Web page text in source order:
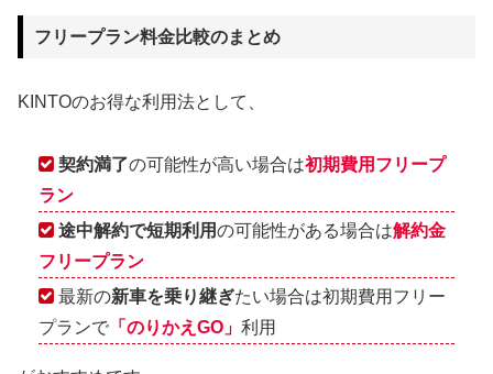
フリープラン料金比較のまとめ
KINTOのお得な利用法として、
契約満了の可能性が高い場合は初期費用フリープ
ラン
途中解約で短期利用の可能性がある場合は解約金
フリープラン
最新の新車を乗り継ぎたい場合は初期費用フリー
プランで 「のりかえGO」利用